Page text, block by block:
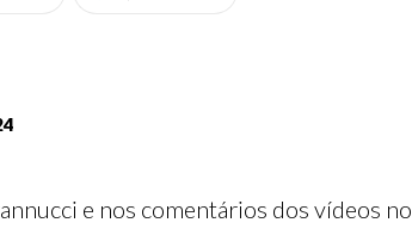
e nos comentários dos vídeos no